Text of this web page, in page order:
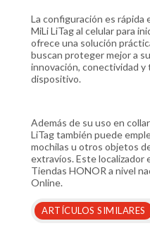
La configuración es rápida
MiLi LiTag al celular para
ofrece una solución
buscan proteger mejor a
innovación, conectividad y
dispositivo.
Además de su uso en
LiTag también puede
mochilas u otros objetos
extravíos. Este localizador
Tiendas HONOR a nivel
Online.
ARTÍCULOS SIMILARES